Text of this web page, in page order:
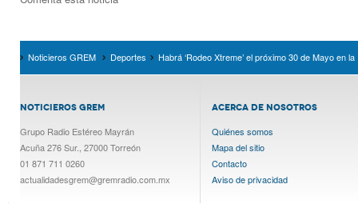
Noticieros GREM Deportes Habrá ‘Rodeo Xtreme’ el próximo 30 de Mayo en
NOTICIEROS GREM
Grupo Radio Estéreo Mayrán
Acuña 276 Sur., 27000 Torreón
01 871 711 0260
actualidadesgrem@gremradio.com.mx
ACERCA DE NOSOTROS
Quiénes somos
Mapa del sitio
Contacto
Aviso de privacidad